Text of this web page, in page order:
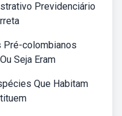
Previdenciário
Pré-colombianos
Seja Eram
Que Habitam